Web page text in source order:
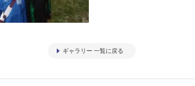
ギャラリー 一覧に戻る